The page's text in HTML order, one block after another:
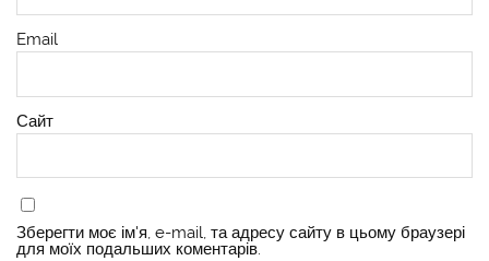
Email
Сайт
Зберегти моє ім'я, e-mail, та адресу сайту в цьому браузері
для моїх подальших коментарів.